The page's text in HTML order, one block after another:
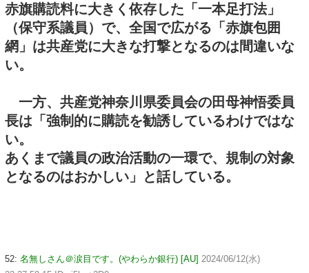
赤旗購読料に大きく依存した「一本足打法」
（保守系議員）で、全国で広がる「赤旗包囲
網」は共産党に大きな打撃となるのは間違いな
い。
一方、共産党神奈川県委員会の田母神悟委員
長は「強制的に購読を勧誘しているわけではな
い。
あくまで議員の政治活動の一環で、規制の対象
となるのはおかしい」と話している。
52: 名無しさん＠涙目です。(やわらか銀行) [AU] 2024/06/12(水)